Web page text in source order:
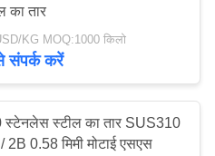
स्टील का
का तार
KG MOQ:1000 किलो
संपर्क करें
स्टेनलेस स्टील का तार SUS310
2B 0.58 मिमी मोटाई एसएस